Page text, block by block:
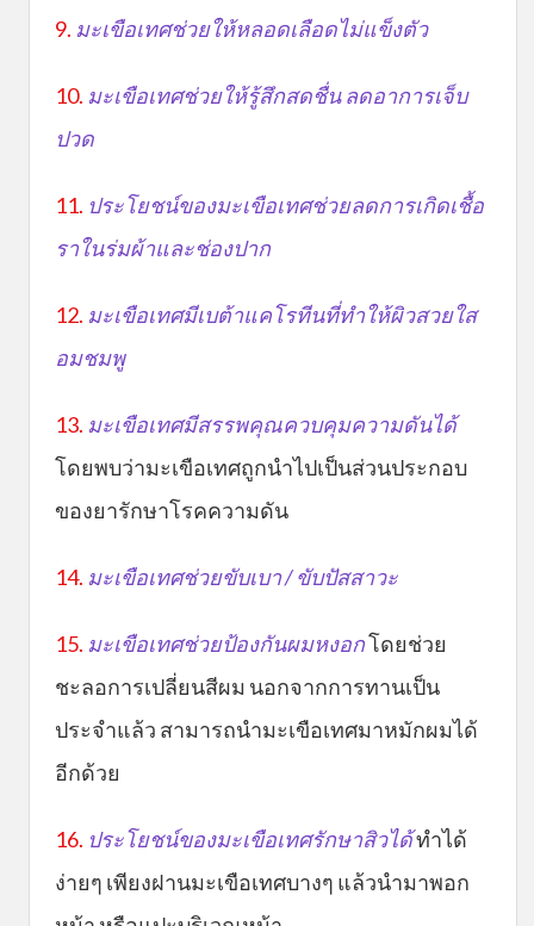
9. มะเขือเทศช่วยให้หลอดเลือดไม่แข็งตัว
10. มะเขือเทศช่วยให้รู้สึกสดชื่น ลดอาการเจ็บ
ปวด
11. ประโยชน์ของมะเขือเทศช่วยลดการเกิดเชื้อ
ราในร่มผ้าและช่องปาก
12. มะเขือเทศมีเบต้าแคโรทีนที่ทำให้ผิวสวยใส
อมชมพู
13. มะเขือเทศมีสรรพคุณควบคุมความดันได้
โดยพบว่ามะเขือเทศถูกนำไปเป็นส่วนประกอบ
ของยารักษาโรคความดัน
14. มะเขือเทศช่วยขับเบา / ขับปัสสาวะ
15. มะเขือเทศช่วยป้องกันผมหงอกโดยช่วย
ชะลอการเปลี่ยนสีผม นอกจากการทานเป็น
ประจำแล้ว สามารถนำมะเขือเทศมาหมักผมได้
อีกด้วย
16. ประโยชน์ของมะเขือเทศรักษาสิวได้ทำได้
ง่ายๆ เพียงฝานมะเขือเทศบางๆ แล้วนำมาพอก